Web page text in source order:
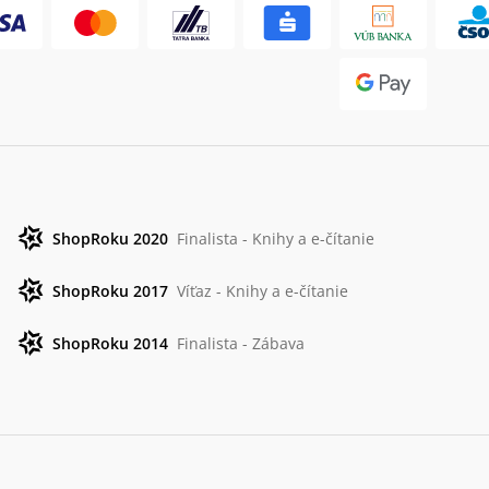
ShopRoku 2020 Finalista - Knihy a e-čítanie
ShopRoku 2017 Víťaz - Knihy a e-čítanie
ShopRoku 2014 Finalista - Zábava